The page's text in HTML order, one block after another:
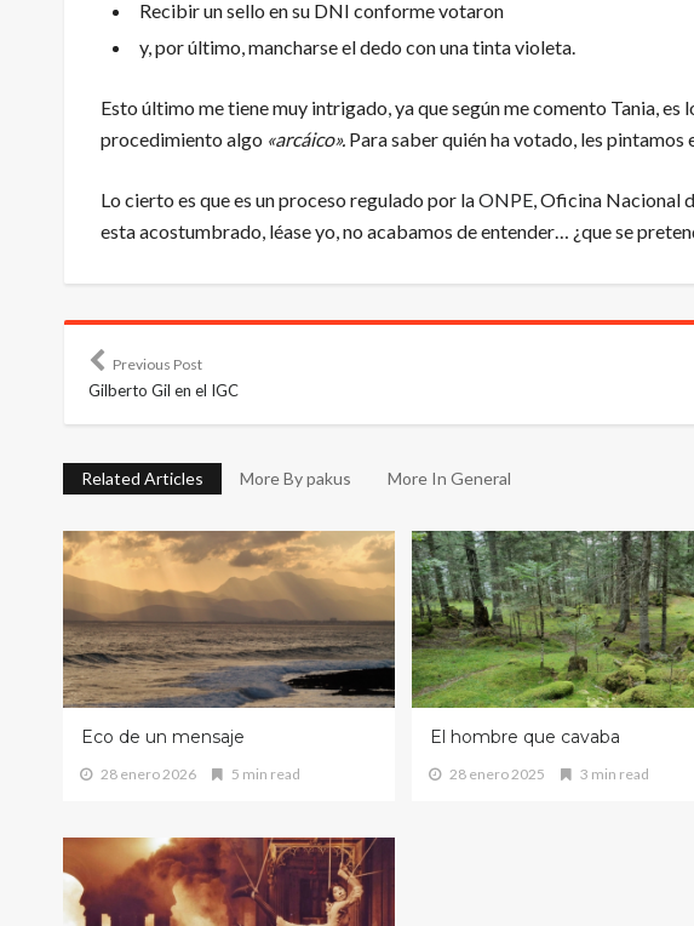
Recibir un sello en su DNI conforme votaron
y, por último, mancharse el dedo con una tinta violeta.
Esto último me tiene muy intrigado, ya que según me comento Tania, es
procedimiento algo «arcáico». Para saber quién ha votado, les pintamos
Lo cierto es que es un proceso regulado por laONPE, Oficina Nacional
esta acostumbrado, léase yo, no acabamos de entender… ¿que se
Previous Post
Gilberto Gil en el IGC
Related Articles More By pakus More In General
Eco de un mensaje
28 enero 2026 5 min read
El hombre que cavaba
28 enero 2025 3 min read